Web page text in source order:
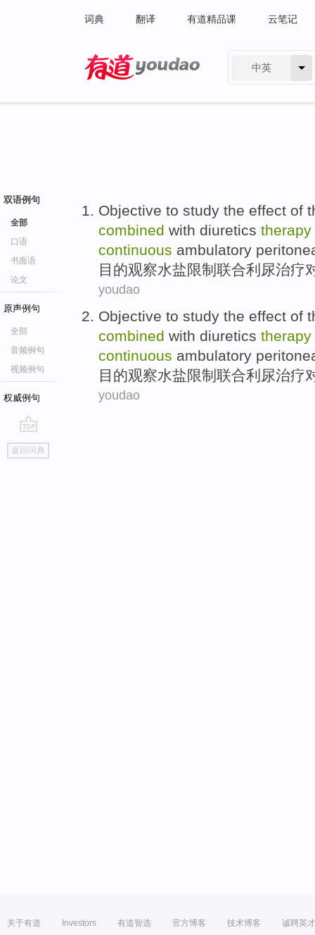
词典 翻译 有道精品课 云笔记
中英
双语例句
全部
口语
书面语
论文
原声例句
全部
音频例句
视频例句
权威例句
go
top
返回词典
Objective to study the effect of
combined with diuretics therapy
continuous ambulatory
目的观察水盐限制 联合利尿治疗
youdao
Objective to study the effect of
combined with diuretics therapy
continuous ambulatory
目的观察水盐限制 联合利尿治疗
youdao
关于有道 Investors 有道智选 官方博客 技术博客 诚聘英才